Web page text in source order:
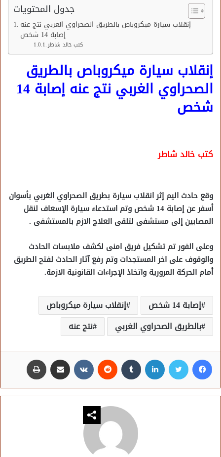
جدول المحتويات
إنقلاب سيارة ميكروباص بالطريق الصحراوي الغربي نتج عنه
إصابة 14 شخص
كتب خالد شاطر
إنقلاب سيارة ميكروباص بالطريق
الصحراوي الغربي نتج عنه إصابة 14
شخص
كتب خالد شاطر
وقع حادث اليم إثر انقلاب سيارة بطريق الصحراوي الغربي بأسوان
أسفر عن إصابة 14 شخص وتم استدعاء سيارة الإسعاف لنقل
المصابين إلى مستشفى لتلقى العلاج الازم بالمستشفى .
وعلى الفور تم تشكيل فريق امنى لكشف ملابسات الحادث
والوقوف على اخر المستجدات وتم رفع آثار الحادث لفتح الطريق
أمام الحركة المرورية واتخاذ الإجراءات القانونية الازمة.
إصابة 14 شخص
إنقلاب سيارة ميكروباص
بالطريق الصحراوي الغربي
نتج عنه
فيسبوك تويتر لينكدإن مشاركة عبر البريد